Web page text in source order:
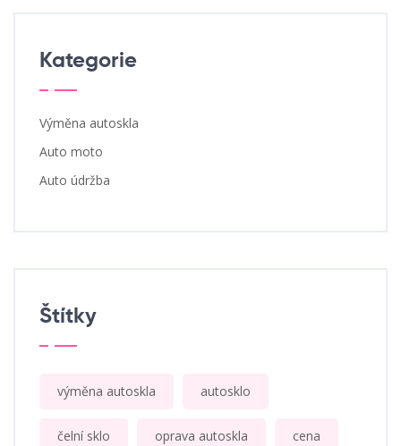
Kategorie
Výměna autoskla
Auto moto
Auto údržba
Štítky
výměna autoskla autosklo
čelní sklo oprava autoskla cena